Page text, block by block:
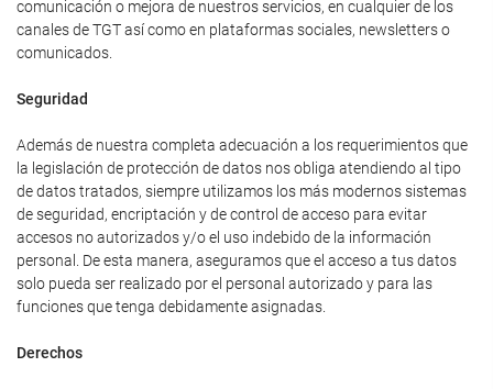
comunicación o mejora de nuestros servicios, en cualquier de los
canales de TGT así como en plataformas sociales, newsletters o
comunicados.
Seguridad
Además de nuestra completa adecuación a los requerimientos que
la legislación de protección de datos nos obliga atendiendo al tipo
de datos tratados, siempre utilizamos los más modernos sistemas
de seguridad, encriptación y de control de acceso para evitar
accesos no autorizados y/o el uso indebido de la información
personal. De esta manera, aseguramos que el acceso a tus datos
solo pueda ser realizado por el personal autorizado y para las
funciones que tenga debidamente asignadas.
Derechos